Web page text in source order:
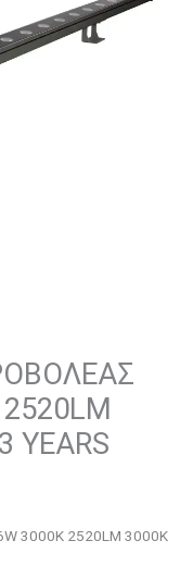
YEARS
3000K 2520LM 3000K